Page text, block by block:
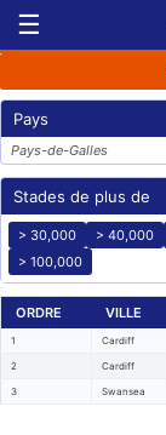
☰
Pays
Pays-de-Galles
Stades de plus de
> 30,000 > 40,000
> 100,000
ORDRE VILLE
1 Cardiff
2 Cardiff
3 Swansea